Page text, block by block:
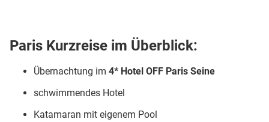
Paris Kurzreise im Überblick:
Übernachtung im 4* Hotel OFF Paris Seine
schwimmendes Hotel
Katamaran mit eigenem Pool